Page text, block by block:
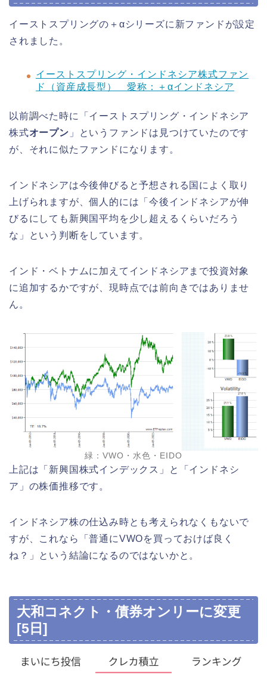
イーストスプリングの＋αシリーズに新ファンドが設定
されました。
イーストスプリング・インドネシア株式ファン
ド（資産成長型） 愛称：＋αインドネシア
以前調べた時に「イーストスプリング・インドネシア
株式オープン 」というファンドは見つけていたのです
が、それに似たファンドになります。
インドネシアは今後伸びると予想される国によく取り
上げられますが、個人的には「今後インドネシアが伸
びるにしても新興国平均を少し超えるくらいだろう
な」という判断をしています。
インド・ベトナムに加えてインドネシアまで投資対象
に追加するかですが、現時点では前向きではありませ
ん。
緑：VWO・水色・EIDO
上記は「新興国株式インデックス」と「インドネシ
ア」の株価推移です。
インドネシア株の仕込み時とも考えられなくもないで
すが、これなら「普通にVWOを買っておけば良く
ね？」という結論になるのではないかと。
大和コネクト・債券オンリーに変更
[5日]